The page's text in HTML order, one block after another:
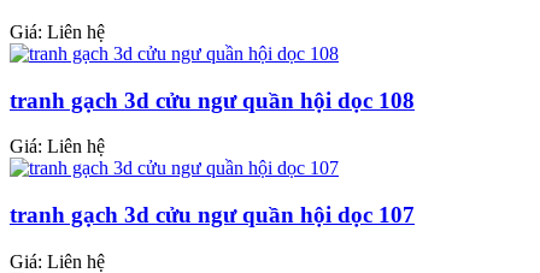
Giá: Liên hệ
tranh gạch 3d cửu ngư quần hội dọc 108
Giá: Liên hệ
tranh gạch 3d cửu ngư quần hội dọc 107
Giá: Liên hệ